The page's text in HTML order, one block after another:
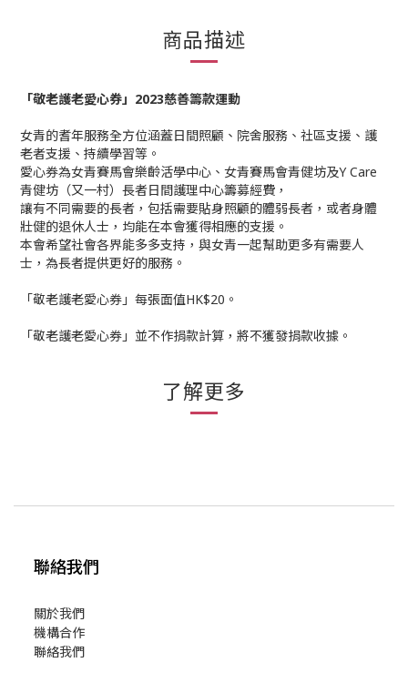
商品描述
「敬老護老愛心券」2023慈善籌款運動
女青的耆年服務全方位涵蓋日間照顧、院舍服務、社區支援、護
老者支援、持續學習等。
愛心券為女青賽馬會樂齡活學中心、女青賽馬會青健坊及Y Care
青健坊（又一村）長者日間護理中心籌募經費，
讓有不同需要的長者，包括需要貼身照顧的體弱長者，或者身體
壯健的退休人士，均能在本會獲得相應的支援。
本會希望社會各界能多多支持，與女青一起幫助更多有需要人
士，為長者提供更好的服務。
「敬老護老愛心券」每張面值HK$20。
「敬老護老愛心券」並不作捐款計算，將不獲發捐款收據。
了解更多
聯絡我們
關於我們
機構合作
聯絡我們